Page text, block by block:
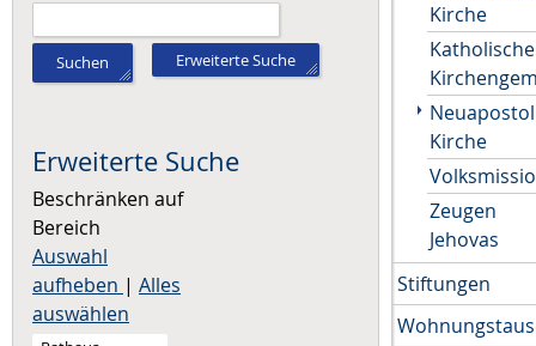
Suchen Erweiterte Suche
Erweiterte Suche
Beschränken auf
Bereich
Auswahl
aufheben | Alles
auswählen
Kirche
Katholische
Kirche
Zeugen
Jehovas
Stiftungen